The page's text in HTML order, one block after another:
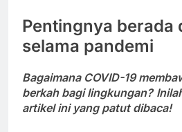
Pentingnya berada
selama pandemi
Bagaimana COVID-19
berkah bagi lingkungan?
artikel ini yang patut dibaca!